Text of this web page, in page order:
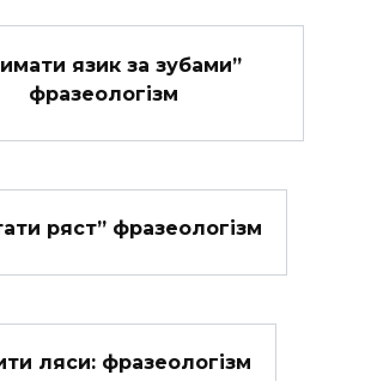
язик за зубами”
фразеологізм
ряст” фразеологізм
ляси: фразеологізм